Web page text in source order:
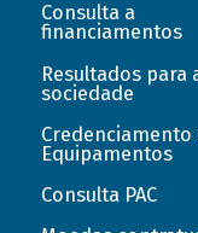
Consulta a
financiamentos
Resultados para
sociedade
Credenciamento
Equipamentos
Consulta PAC